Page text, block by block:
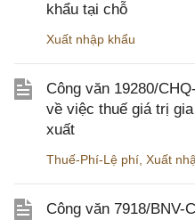
khẩu tại chỗ
Xuất nhập khẩu
Công văn 19280/
về việc thuế giá trị
xuất
Thuế-Phí-Lệ phí Xuất
Công văn 7918/BNV-